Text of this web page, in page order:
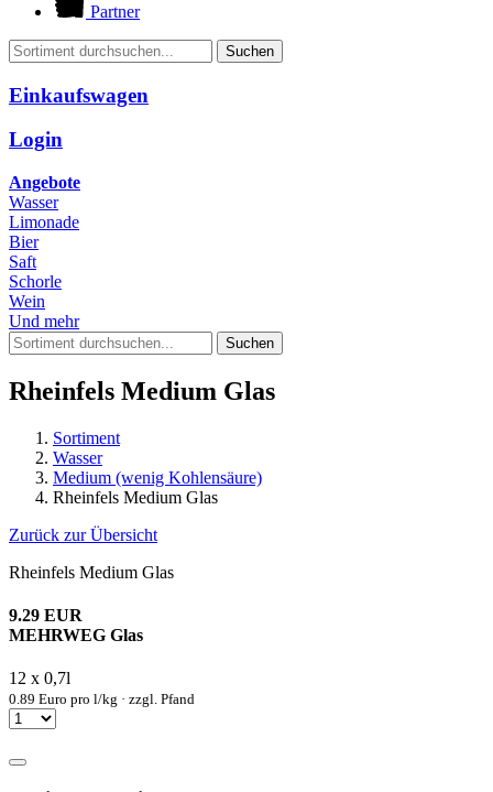
Partner
Suchen
Einkaufswagen
Login
Angebote
Wasser
Limonade
Bier
Saft
Schorle
Wein
Und mehr
Suchen
Rheinfels Medium Glas
Sortiment
Wasser
Medium (wenig Kohlensäure)
Rheinfels Medium Glas
Zurück zur Übersicht
Rheinfels Medium Glas
9.29 EUR
MEHRWEG Glas
12 x 0,7l
0.89 Euro pro l/kg · zzgl. Pfand